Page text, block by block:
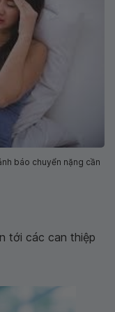
báo chuyển nặng cần
tới các can thiệp